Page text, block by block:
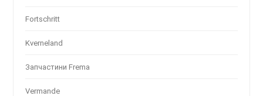
Fortschritt
Kverneland
Запчастини Frema
Vermande